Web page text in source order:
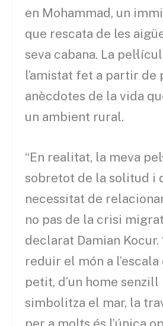
en Mohammad, un
que rescata de les
seva cabana. La
l’amistat fet a partir de
anècdotes de la vida
un ambient rural.
“En realitat, la meva
sobretot de la solitud i
necessitat de
no pas de la crisi
declarat Damian Kocur.
reduir el món a l’escala
petit, d’un home senzill
simbolitza el mar, la